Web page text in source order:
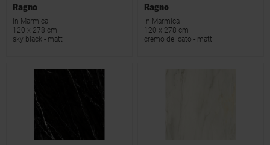
Ragno
In Marmica
120 x 278 cm
sky black - matt
Ragno
In Marmica
120 x 278 cm
cremo delicato - matt